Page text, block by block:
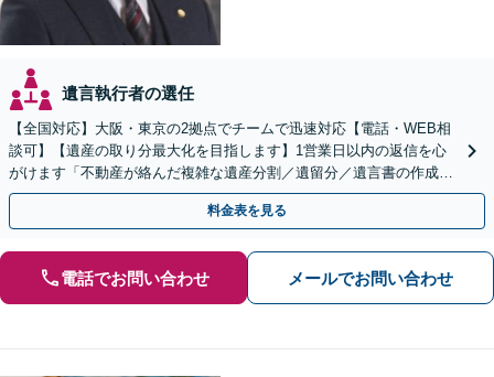
遺言執行者の選任
【全国対応】大阪・東京の2拠点でチームで迅速対応【電話・WEB相
談可】【遺産の取り分最大化を目指します】1営業日以内の返信を心
がけます「不動産が絡んだ複雑な遺産分割／遺留分／遺言書の作成・
執行／事業承継など、お任せください」【休日相談あり】
料金表を見る
電話でお問い合わせ メールでお問い合わせ